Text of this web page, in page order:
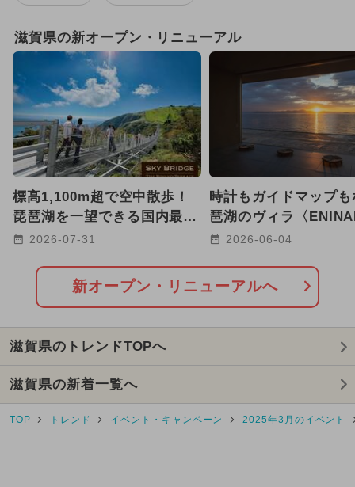
GW(ゴールデンウィーク)
2026年1月のイベント
2026年7月のイベント
2026年2月のイベント
2024年7月のイベント
2024年12月のイベント
2025年8月のイベント 日帰り
2026年3月のイベント
2026年5月のイベント
2026年4月のイベント
滋賀県の新オープン・リニューアル
標高1,100m超で空中散歩！
琵琶湖を一望できる国内最長
220mの絶景吊り橋が開通
2026-07-31
時計もガイドマップ
琶湖のヴィラ〈
が滋賀・大津市に
2026-06-04
新オープン・リニューアルへ
滋賀県のトレンドTOPへ
滋賀県の新着一覧へ
TOP トレンド イベント・キャンペーン 2025年3月のイベント